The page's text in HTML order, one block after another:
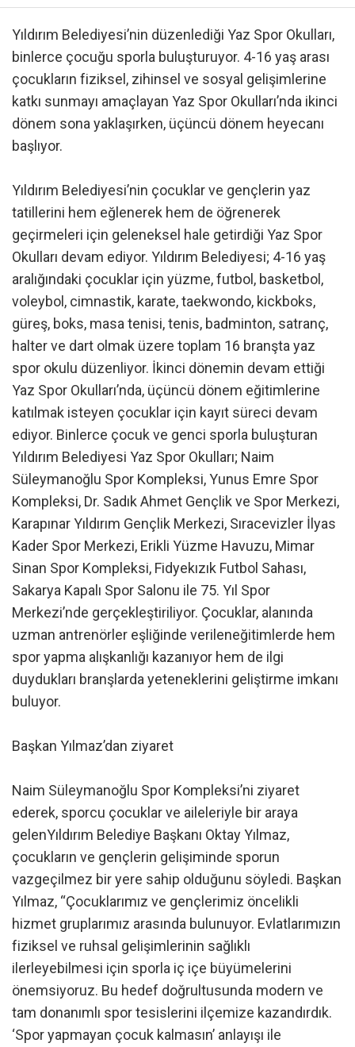
Yıldırım Belediyesi’nin düzenlediği Yaz Spor Okulları,
binlerce çocuğu sporla buluşturuyor. 4-16 yaş arası
çocukların fiziksel, zihinsel ve sosyal gelişimlerine
katkı sunmayı amaçlayan Yaz Spor Okulları’nda ikinci
dönem sona yaklaşırken, üçüncü dönem heyecanı
başlıyor.
Yıldırım Belediyesi’nin çocuklar ve gençlerin yaz
tatillerini hem eğlenerek hem de öğrenerek
geçirmeleri için geleneksel hale getirdiği Yaz Spor
Okulları devam ediyor. Yıldırım Belediyesi; 4-16 yaş
aralığındaki çocuklar için yüzme, futbol, basketbol,
voleybol, cimnastik, karate, taekwondo, kickboks,
güreş, boks, masa tenisi, tenis, badminton, satranç,
halter ve dart olmak üzere toplam 16 branşta yaz
spor okulu düzenliyor. İkinci dönemin devam ettiği
Yaz Spor Okulları’nda, üçüncü dönem eğitimlerine
katılmak isteyen çocuklar için kayıt süreci devam
ediyor. Binlerce çocuk ve genci sporla buluşturan
Yıldırım Belediyesi Yaz Spor Okulları; Naim
Süleymanoğlu Spor Kompleksi, Yunus Emre Spor
Kompleksi, Dr. Sadık Ahmet Gençlik ve Spor Merkezi,
Karapınar Yıldırım Gençlik Merkezi, Sıracevizler İlyas
Kader Spor Merkezi, Erikli Yüzme Havuzu, Mimar
Sinan Spor Kompleksi, Fidyekızık Futbol Sahası,
Sakarya Kapalı Spor Salonu ile 75. Yıl Spor
Merkezi’nde gerçekleştiriliyor. Çocuklar, alanında
uzman antrenörler eşliğinde verileneğitimlerde hem
spor yapma alışkanlığı kazanıyor hem de ilgi
duydukları branşlarda yeteneklerini geliştirme imkanı
buluyor.
Başkan Yılmaz’dan ziyaret
Naim Süleymanoğlu Spor Kompleksi’ni ziyaret
ederek, sporcu çocuklar ve aileleriyle bir araya
gelenYıldırım Belediye Başkanı Oktay Yılmaz,
çocukların ve gençlerin gelişiminde sporun
vazgeçilmez bir yere sahip olduğunu söyledi. Başkan
Yılmaz, “Çocuklarımız ve gençlerimiz öncelikli
hizmet gruplarımız arasında bulunuyor. Evlatlarımızın
fiziksel ve ruhsal gelişimlerinin sağlıklı
ilerleyebilmesi için sporla iç içe büyümelerini
önemsiyoruz. Bu hedef doğrultusunda modern ve
tam donanımlı spor tesislerini ilçemize kazandırdık.
‘Spor yapmayan çocuk kalmasın’ anlayışı ile